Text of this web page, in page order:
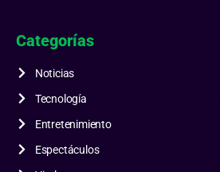
Categorías
Noticias
Tecnología
Entretenimiento
Espectáculos